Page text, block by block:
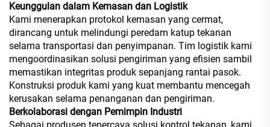
Keunggulan dalam Kemasan dan Logistik
Kami menerapkan protokol kemasan yang cermat,
dirancang untuk melindungi peredam katup tekanan
selama transportasi dan penyimpanan. Tim logistik kami
mengoordinasikan solusi pengiriman yang efisien sambil
memastikan integritas produk sepanjang rantai pasok.
Konstruksi produk kami yang kuat membantu mencegah
kerusakan selama penanganan dan pengiriman.
Berkolaborasi dengan Pemimpin Industri